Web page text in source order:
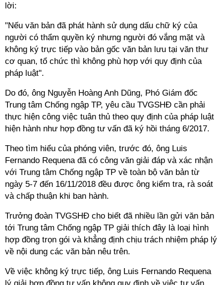
lời:
"Nếu văn bản đã phát hành sử dụng dấu chữ ký của
người có thẩm quyền ký nhưng người đó vắng mặt và
không ký trực tiếp vào bản gốc văn bản lưu tại văn thư
cơ quan, tổ chức thì không phù hợp với quy định của
pháp luật".
Do đó, ông Nguyễn Hoàng Anh Dũng, Phó Giám đốc
Trung tâm Chống ngập TP, yêu cầu TVGSHĐ cần phải
thực hiện công việc tuân thủ theo quy định của pháp luật
hiện hành như hợp đồng tư vấn đã ký hồi tháng 6/2017.
Theo tìm hiểu của phóng viên, trước đó, ông Luis
Fernando Requena đã có công văn giải đáp và xác nhận
với Trung tâm Chống ngập TP về toàn bộ văn bản từ
ngày 5-7 đến 16/11/2018 đều được ông kiểm tra, rà soát
và chấp thuận khi ban hành.
Trưởng đoàn TVGSHĐ cho biết đã nhiều lần gửi văn bản
tới Trung tâm Chống ngập TP giải thích đây là loại hình
hợp đồng trọn gói và khẳng định chịu trách nhiệm pháp lý
về nội dung các văn bản nêu trên.
Về việc không ký trực tiếp, ông Luis Fernando Requena